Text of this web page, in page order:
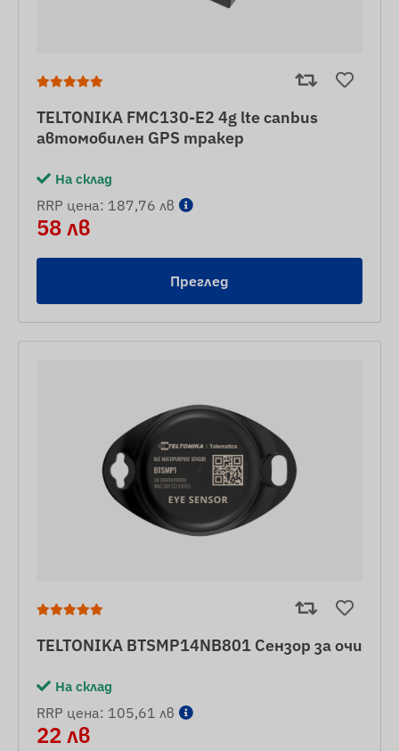
TELTONIKA FMC130-E2 4g lte canbus
автомобилен GPS тракер
На склад
RRP цена: 187,76 лв
58 лв
Преглед
TELTONIKA BTSMP14NB801 Сензор за очи
На склад
RRP цена: 105,61 лв
22 лв